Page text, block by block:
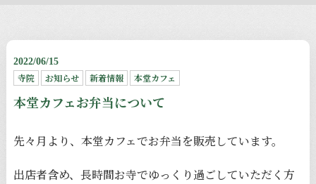
2022/06/15
寺院 お知らせ 新着情報 本堂カフェ
本堂カフェお弁当について
先々月より、本堂カフェでお弁当を販売しています。
出店者含め、長時間お寺でゆっくり過ごしていただく方